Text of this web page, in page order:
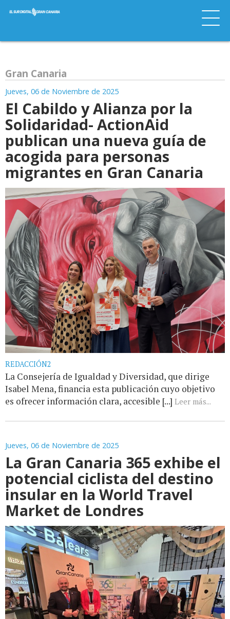
Gran Canaria
Jueves, 06 de Noviembre de 2025
El Cabildo y Alianza por la
Solidaridad- ActionAid
publican una nueva guía de
acogida para personas
migrantes en Gran Canaria
REDACCIÓN2
La Consejería de Igualdad y Diversidad, que dirige
Isabel Mena, financia esta publicación cuyo objetivo
es ofrecer información clara, accesible [...] Leer más...
Jueves, 06 de Noviembre de 2025
La Gran Canaria 365 exhibe el
potencial ciclista del destino
insular en la World Travel
Market de Londres